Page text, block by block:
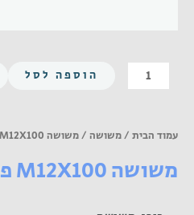
כמות
של
M12X100
10.9
הוספה לסל
עמוד הבית /משושה / משושה M12X100 פלדה 10.9 מצופה
משושה M12X100 פלדה 10.9 מצופה